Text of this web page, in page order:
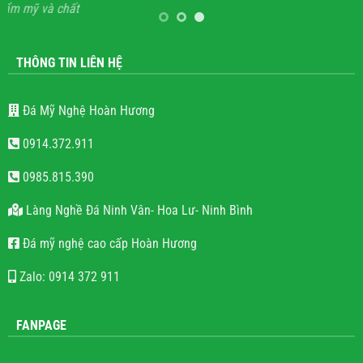
THÔNG TIN LIÊN HỆ
Đá Mỹ Nghệ Hoàn Hương
0914.372.911
0985.815.390
Làng Nghề Đá Ninh Vân- Hoa Lư- Ninh Bình
Đá mỹ nghệ cao cấp Hoàn Hương
Zalo: 0914 372 911
FANPAGE